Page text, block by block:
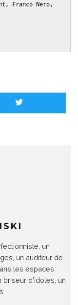
Franco Nero,
un
un auditeur de
les espaces
briseur d'idoles, un